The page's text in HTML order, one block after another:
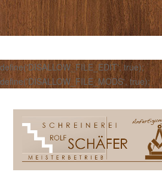
define('DISALLOW_FILE_EDIT', true);
define('DISALLOW_FILE_MODS', true);